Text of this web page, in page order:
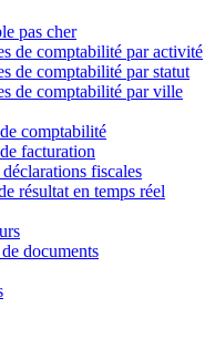
pas cher
de comptabilité par activité
de comptabilité par statut
de comptabilité par ville
comptabilité
facturation
fiscales
résultat en temps réel
documents